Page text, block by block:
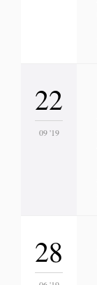
22
09 '19
28